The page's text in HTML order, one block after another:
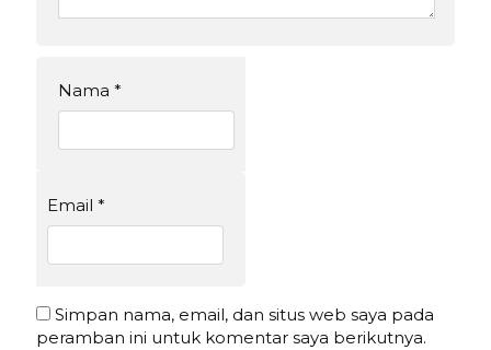
Nama *
Email *
Simpan nama, email, dan situs web saya pada
peramban ini untuk komentar saya berikutnya.